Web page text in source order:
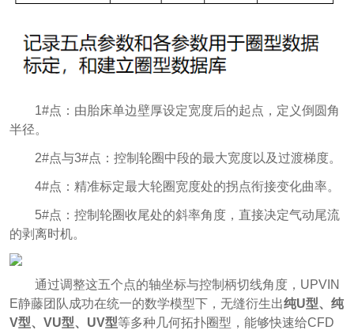
1#点：由胎床单边壁厚设定宽度后的起点，定义倒圆角
半径。
2#点与3#点：控制轮圈中段的最大宽度以及过渡梯度。
4#点：精准标定最大轮圈宽度处的拐点衔接变化曲率。
5#点：控制轮圈收尾处的斜率角度，直接决定气动尾流
的剥离时机。
通过调整这五个点的轴坐标与控制柄切线角度，UPVIN
E静藤团队成功在统一的数学模型下，无缝衍生出纯U型、纯
V型、VU型、UV型等多种几何拓扑圈型，能够快速给CFD